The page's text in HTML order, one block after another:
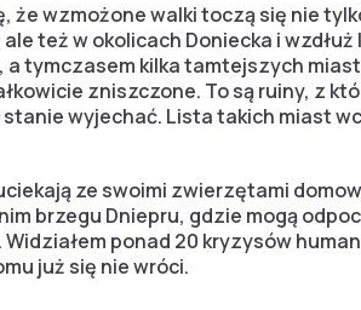
że wzmożone walki toczą się nie
ale też w okolicach Doniecka i
a tymczasem kilka tamtejszych
zniszczone. To są ruiny, z
stanie wyjechać. Lista takich miast
ze swoimi zwierzętami
brzegu Dniepru, gdzie mogą
Widziałem ponad 20 kryzysów
już się nie wróci.